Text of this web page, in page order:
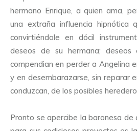
hermano Enrique, a quien ama,
una extraña influencia hipnótica
convirtiéndole en dócil
deseos de su hermana;
compendian en perder a Angelina
y en desembarazarse, sin reparar
conduzcan, de los posibles
Pronto se apercibe la baronesa